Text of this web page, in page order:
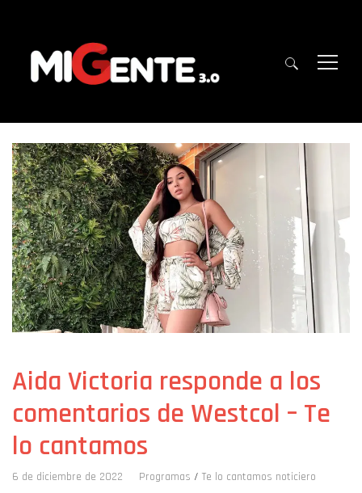
Aida Victoria responde a los
comentarios de Westcol – Te
lo cantamos
6 de diciembre de 2022 Programas / Te lo cantamos noticiero